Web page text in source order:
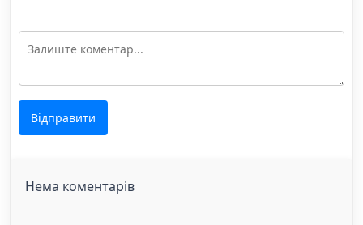
Відправити
Нема коментарів